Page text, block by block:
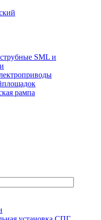
SML и
рампа